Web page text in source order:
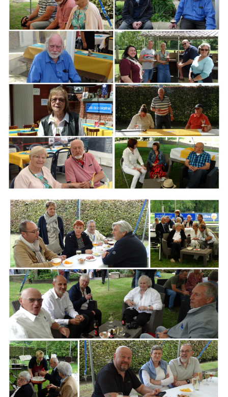
Branding
ARMCHAIR